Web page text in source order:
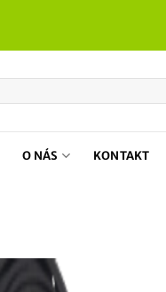
O NÁS KONTAKT